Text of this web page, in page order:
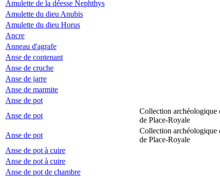
Amulette de la déesse Nephthys
Amulette du dieu Anubis
Amulette du dieu Horus
Ancre
Anneau d'agrafe
Anse de contenant
Anse de cruche
Anse de jarre
Anse de marmite
Anse de pot
Anse de pot
Collection archéologique
de Place-Royale
Anse de pot
Collection archéologique
de Place-Royale
Anse de pot à cuire
Anse de pot à cuire
Anse de pot de chambre